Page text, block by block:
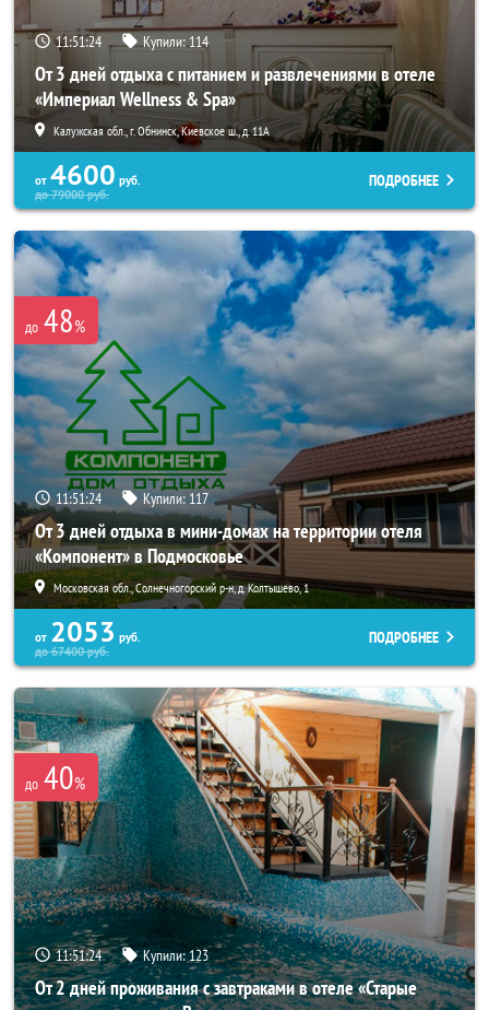
11:51:20 Купили:114
От 3 дней отдыха с питанием и развлечениями в отеле
«Империал Wellness & Spa»
Калужская обл., г. Обнинск, Киевское ш., д. 11А
от 4600 руб.
до79000руб.
ПОДРОБНЕЕ
до 48%
11:51:20 Купили: 117
От 3 дней отдыха в мини-домах на территории отеля
«Компонент» в Подмосковье
Московская обл., Солнечногорский р-н, д. Колтышево, 1
от 2053 руб.
до67400руб.
ПОДРОБНЕЕ
до 40%
11:51:20 Купили:123
От 2 дней проживания с завтраками в отеле «Старые